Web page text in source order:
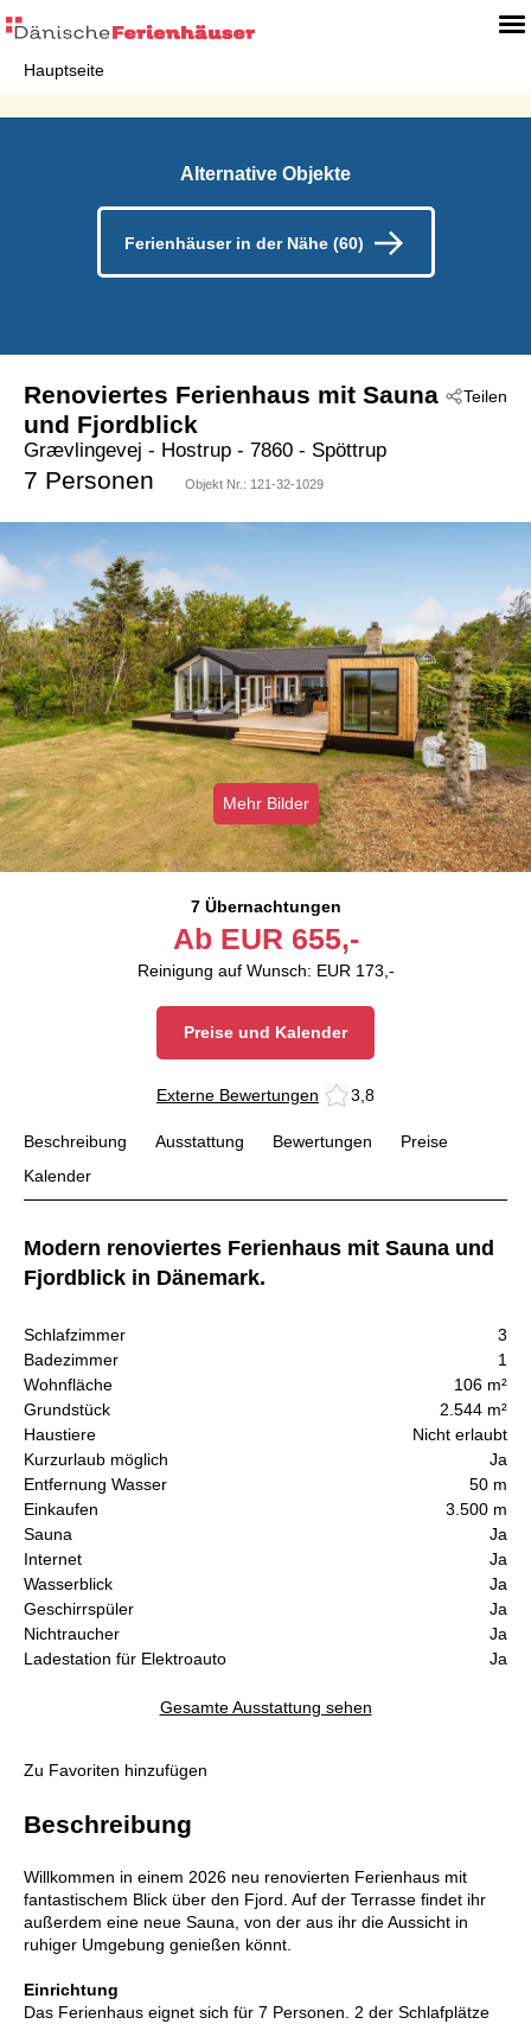
Hauptseite
Alternative Objekte
Ferienhäuser in der Nähe (60)
Teilen
Renoviertes Ferienhaus mit Sauna
und Fjordblick
Grævlingevej - Hostrup - 7860 - Spöttrup
7 Personen Objekt Nr.: 121-32-1029
Mehr Bilder
7 Übernachtungen
Ab EUR 655,-
Reinigung auf Wunsch: EUR 173,-
Preise und Kalender
Externe Bewertungen 3,8
Beschreibung Ausstattung Bewertungen
Preise
Kalender
Modern renoviertes Ferienhaus mit Sauna und
Fjordblick in Dänemark.
Schlafzimmer
3
Badezimmer
1
Wohnfläche
106 m²
Grundstück
2.544 m²
Haustiere
Nicht erlaubt
Kurzurlaub möglich
Ja
Entfernung Wasser
50 m
Einkaufen
3.500 m
Sauna
Ja
Internet
Ja
Wasserblick
Ja
Geschirrspüler
Ja
Nichtraucher
Ja
Ladestation für Elektroauto
Ja
Gesamte Ausstattung sehen
Zu Favoriten hinzufügen
Beschreibung
Willkommen in einem 2026 neu renovierten Ferienhaus mit
fantastischem Blick über den Fjord. Auf der Terrasse findet ihr
außerdem eine neue Sauna, von der aus ihr die Aussicht in
ruhiger Umgebung genießen könnt.
Einrichtung
Das Ferienhaus eignet sich für 7 Personen. 2 der Schlafplätze